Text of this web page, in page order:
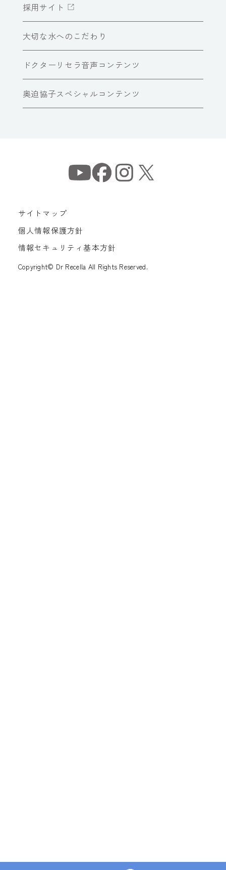
採用サイト
大切な水へのこだわり
ドクターリセラ音声コンテンツ
奥迫協子スペシャルコンテンツ
サイトマップ
個人情報保護方針
情報セキュリティ基本方針
Copyright© Dr Recella All Rights Reserved.